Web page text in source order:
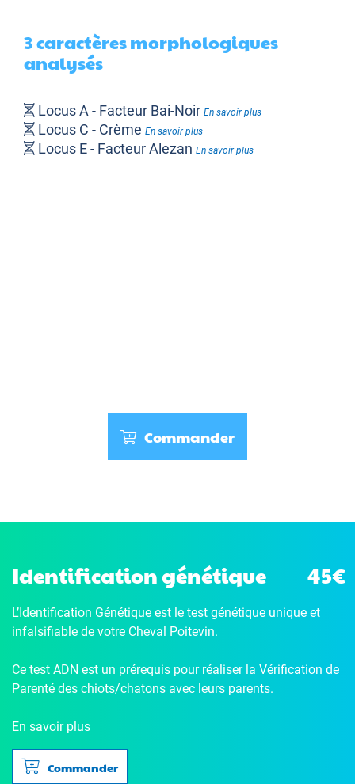
3 caractères morphologiques
analysés
Locus A - Facteur Bai-Noir En savoir plus
Locus C - Crème En savoir plus
Locus E - Facteur Alezan En savoir plus
Commander
Identification génétique 45€
L’Identification Génétique est le test génétique unique et
infalsifiable de votre Cheval Poitevin.
Ce test ADN est un prérequis pour réaliser la Vérification de
Parenté des chiots/chatons avec leurs parents.
En savoir plus
Commander